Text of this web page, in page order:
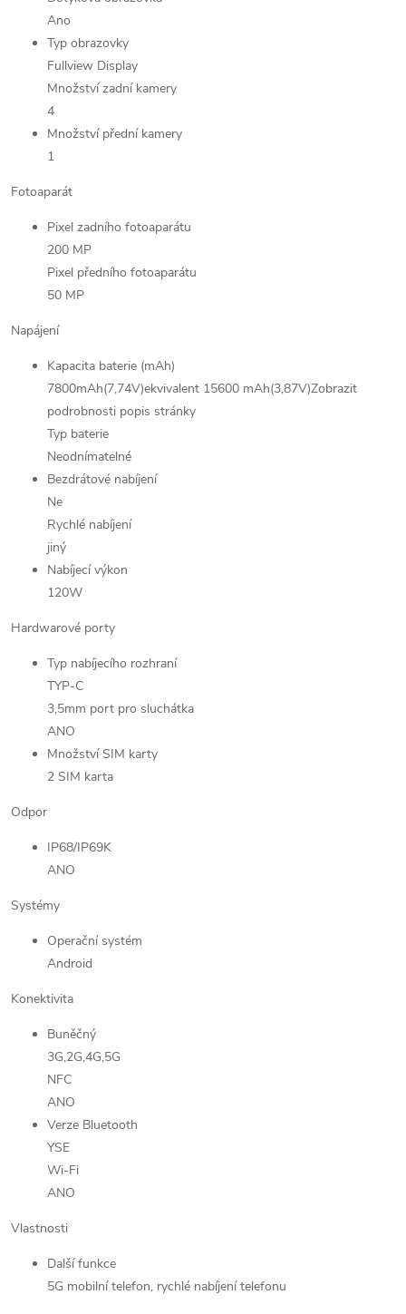
Ano
Typ obrazovky
Fullview Display
Množství zadní kamery
4
Množství přední kamery
1
Fotoaparát
Pixel zadního fotoaparátu
200 MP
Pixel předního fotoaparátu
50 MP
Napájení
Kapacita baterie (mAh)
7800mAh(7,74V)ekvivalent 15600 mAh(3,87V)Zobrazit
podrobnosti popis stránky
Typ baterie
Neodnímatelné
Bezdrátové nabíjení
Ne
Rychlé nabíjení
jiný
Nabíjecí výkon
120W
Hardwarové porty
Typ nabíjecího rozhraní
TYP-C
3,5mm port pro sluchátka
ANO
Množství SIM karty
2 SIM karta
Odpor
IP68/IP69K
ANO
Systémy
Operační systém
Android
Konektivita
Buněčný
3G,2G,4G,5G
NFC
ANO
Verze Bluetooth
YSE
Wi-Fi
ANO
Vlastnosti
Další funkce
5G mobilní telefon, rychlé nabíjení telefonu